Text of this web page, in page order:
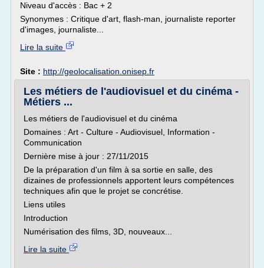
Niveau d'accès : Bac + 2
Synonymes : Critique d'art, flash-man, journaliste reporter
d'images, journaliste...
Lire la suite
Site : http://geolocalisation.onisep.fr
Les métiers de l'audiovisuel et du cinéma -
Métiers ...
Les métiers de l'audiovisuel et du cinéma
Domaines : Art - Culture - Audiovisuel, Information -
Communication
Dernière mise à jour : 27/11/2015
De la préparation d'un film à sa sortie en salle, des
dizaines de professionnels apportent leurs compétences
techniques afin que le projet se concrétise.
Liens utiles
Introduction
Numérisation des films, 3D, nouveaux...
Lire la suite